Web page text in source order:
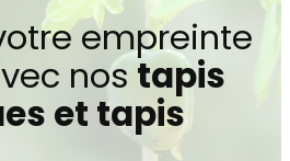
empreinte
nos tapis
et tapis